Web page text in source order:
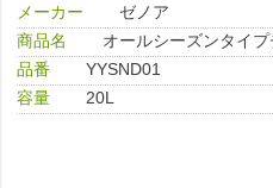
メーカー
ゼノア
商品名
オールシーズンタイ
品番
YYSND01
容量
20L